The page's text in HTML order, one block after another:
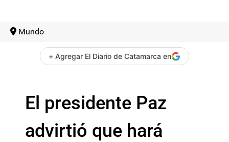
Mundo
+ Agregar El Diario de Catamarca en
El presidente Paz
advirtió que hará